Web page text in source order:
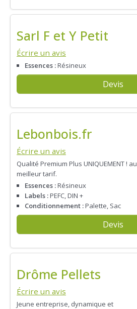
Sarl F et Y Petit
Écrire un avis
Essences :Résineux
Devis
Lebonbois.fr
Écrire un avis
Qualité Premium Plus UNIQUEMENT ! au
meilleur tarif.
Essences :Résineux
Labels :PEFC, DIN +
Conditionnement :Palette, Sac
Devis
Drôme Pellets
Écrire un avis
Jeune entreprise, dynamique et